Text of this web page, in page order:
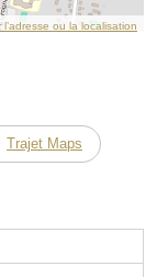
l’adresse ou la localisation
Trajet Maps